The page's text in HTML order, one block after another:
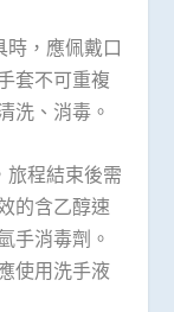
，應佩戴口
套不可重複
洗、消毒。
程結束後需
的含乙醇速
手消毒劑。
使用洗手液